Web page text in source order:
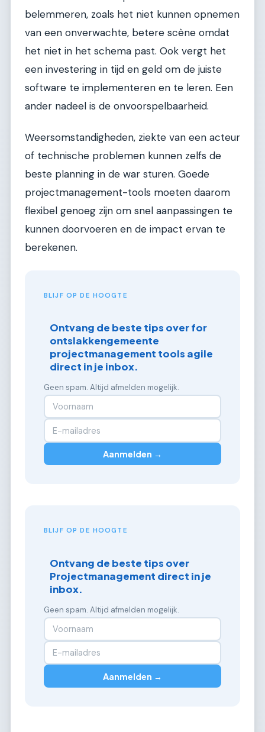
belemmeren, zoals het niet kunnen opnemen
van een onverwachte, betere scène omdat
het niet in het schema past. Ook vergt het
een investering in tijd en geld om de juiste
software te implementeren en te leren. Een
ander nadeel is de onvoorspelbaarheid.
Weersomstandigheden, ziekte van een acteur
of technische problemen kunnen zelfs de
beste planning in de war sturen. Goede
projectmanagement-tools moeten daarom
flexibel genoeg zijn om snel aanpassingen te
kunnen doorvoeren en de impact ervan te
berekenen.
BLIJF OP DE HOOGTE
Ontvang de beste tips over for
ontslakkengemeente
projectmanagement tools agile
direct in je inbox.
Geen spam. Altijd afmelden mogelijk.
Aanmelden →
BLIJF OP DE HOOGTE
Ontvang de beste tips over
Projectmanagement direct in je
inbox.
Geen spam. Altijd afmelden mogelijk.
Aanmelden →